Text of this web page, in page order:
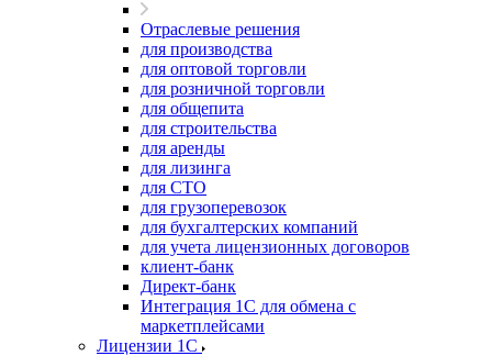
Отраслевые решения
для производства
для оптовой торговли
для розничной торговли
для общепита
для строительства
для аренды
для лизинга
для СТО
для грузоперевозок
для бухгалтерских компаний
для учета лицензионных договоров
клиент-банк
Директ-банк
Интеграция 1C для обмена с
маркетплейсами
Лицензии 1С